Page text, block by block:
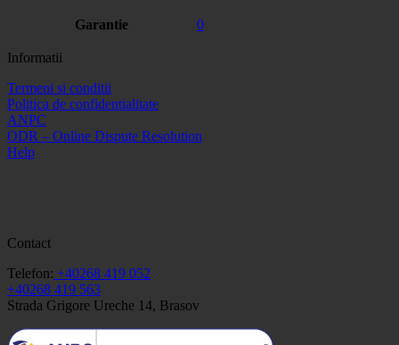
Garantie 0
Informatii
Termeni si conditii
Politica de confidentialitate
ANPC
ODR – Online Dispute Resolution
Help
Contact
Telefon: +40268 419 052
+40268 419 563
Strada Grigore Ureche 14, Brasov